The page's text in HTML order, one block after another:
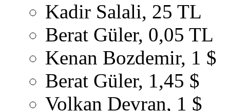
Kadir Salali, 25 TL
Berat Güler, 0,05 TL
Kenan Bozdemir, 1 $
Berat Güler, 1,45 $
Volkan Devran, 1 $